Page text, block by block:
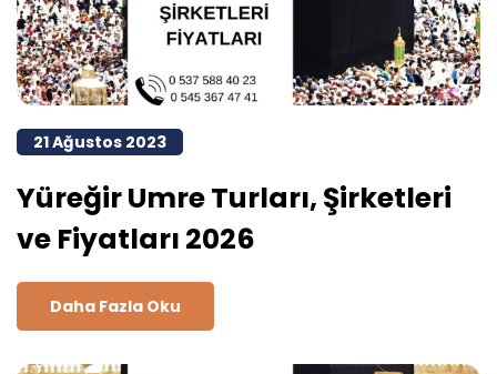
21 Ağustos 2023
Yüreğir Umre Turları, Şirketleri
ve Fiyatları 2026
Daha Fazla Oku